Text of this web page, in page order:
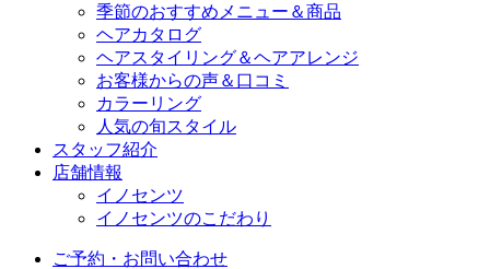
季節のおすすめメニュー＆商品
ヘアカタログ
ヘアスタイリング＆ヘアアレンジ
お客様からの声＆口コミ
カラーリング
人気の旬スタイル
スタッフ紹介
店舗情報
イノセンツ
イノセンツのこだわり
ご予約・お問い合わせ